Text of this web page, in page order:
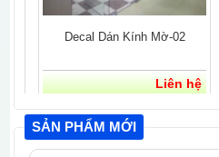
Decal Dán Kính Mờ-02
Liên hệ
SẢN PHẨM MỚI